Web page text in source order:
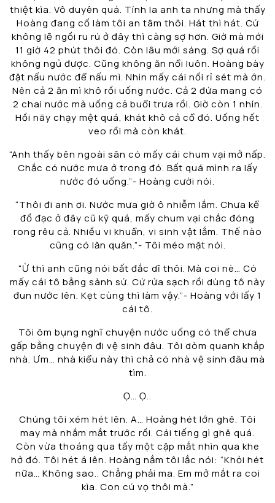
thiệt kìa. Vô duyên quá. Tính la anh ta nhưng mà thấy
Hoàng đang cố làm tôi an tâm thôi. Hát thì hát. Cứ
không lẽ ngồi ru rú ở đây thì càng sợ hơn. Giờ mà mới
11 giờ 42 phút thôi đó. Còn lâu mới sáng. Sợ quá rồi
không ngủ được. Cũng không ăn nổi luôn. Hoàng bày
đặt nấu nước để nấu mì. Nhìn mấy cái nồi rỉ sét mà ớn.
Nên cả 2 ăn mì khô rồi uống nước. Cả 2 đứa mang có
2 chai nước mà uống cả buổi trưa rồi. Giờ còn 1 nhín.
Hồi nãy chạy mệt quá, khát khô cả cổ đó. Uống hết
veo rồi mà còn khát.
“Anh thấy bên ngoài sân có mấy cái chum vại mở nấp.
Chắc có nước mưa ở trong đó. Bất quá mình ra lấy
nước đó uống.”- Hoàng cười nói.
“Thôi đi anh ơi. Nước mưa giờ ô nhiễm lắm. Chưa kể
đồ đạc ở đây cũ kỹ quá, mấy chum vại chắc đóng
rong rêu cả. Nhiều vi khuẩn, vi sinh vật lắm. Thế nào
cũng có lăn quăn.”- Tôi méo mặt nói.
“Ừ thì anh cũng nói bất đắc dĩ thôi. Mà coi nè… Có
mấy cái tô bằng sành sứ. Cứ rửa sạch rồi dùng tô này
đun nước lên. Kẹt cùng thì làm vậy.”- Hoàng với lấy 1
cái tô.
Tôi ôm bụng nghĩ chuyện nước uống có thể chưa
gấp bằng chuyện đi vệ sinh đâu. Tôi dòm quanh khắp
nhà. Ưm… nhà kiểu này thì chả có nhà vệ sinh đâu mà
tìm.
Ọ… Ọ..
Chúng tôi xém hét lên. A… Hoàng hét lớn ghê. Tôi
may mà nhắm mắt trước rồi. Cái tiếng gì ghê quá.
Còn vừa thoáng qua tấy một cặp mắt nhìn qua khe
hở đó. Tôi hét á lên. Hoàng nắm tôi lắc nói: “Khỏi hét
nữa… Không sao.. Chẳng phải ma. Em mở mắt ra coi
kìa. Con cú vọ thôi mà.”